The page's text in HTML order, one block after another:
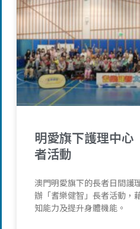
明愛旗下護理中心
者活動
澳門明愛旗下的長者日間護
辦「耆樂健智」長者活動，
知能力及提升身體機能。